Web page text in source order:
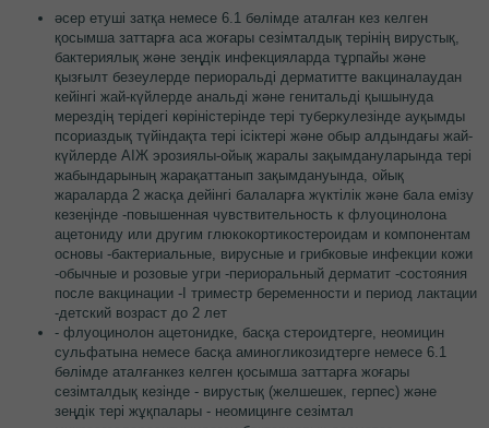
әсер етуші затқа немесе 6.1 бөлімде аталған кез келген
қосымша заттарға аса жоғары сезімталдық терінің вирустық,
бактериялық және зеңдік инфекцияларда тұрпайы және
қызғылт безеулерде периоральді дерматитте вакциналаудан
кейінгі жай-күйлерде анальді және генитальді қышынуда
мерездің терідегі көріністерінде тері туберкулезінде ауқымды
псориаздық түйіндақта тері ісіктері және обыр алдындағы жай-
күйлерде АІЖ эрозиялы-ойық жаралы зақымдануларында тері
жабындарының жарақаттанып зақымдануында, ойық
жараларда 2 жасқа дейінгі балаларға жүктілік және бала емізу
кезеңінде -повышенная чувствительность к флуоцинолона
ацетониду или другим глюкокортикостероидам и компонентам
основы -бактериальные, вирусные и грибковые инфекции кожи
-обычные и розовые угри -периоральный дерматит -состояния
после вакцинации -I триместр беременности и период лактации
-детский возраст до 2 лет
- флуоцинолон ацетонидке, басқа стероидтерге, неомицин
сульфатына немесе басқа аминогликозидтерге немесе 6.1
бөлімде аталғанкез келген қосымша заттарға жоғары
сезімталдық кезінде - вирустық (желшешек, герпес) және
зеңдік тері жұқпалары - неомицинге сезімтал